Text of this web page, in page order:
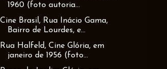
1960 (foto autoria...
Cine Brasil, Rua Inácio Gama,
Bairro de Lourdes, e...
Rua Halfeld, Cine Glória, em
janeiro de 1956 (foto...